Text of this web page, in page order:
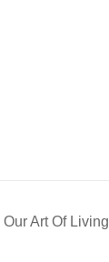
Our Art Of Living